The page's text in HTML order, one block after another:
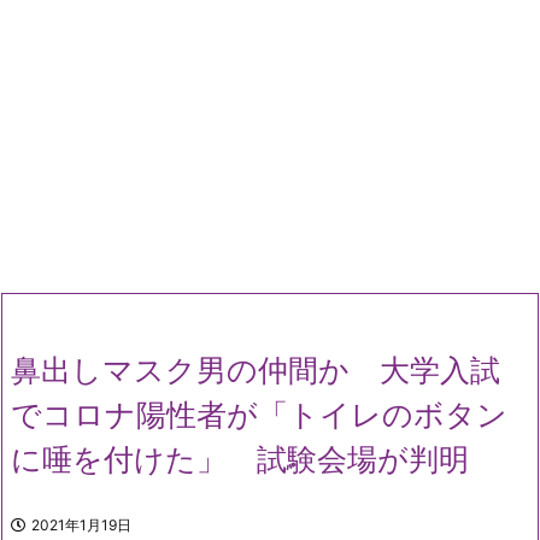
鼻出しマスク男の仲間か 大学入試
でコロナ陽性者が「トイレのボタン
に唾を付けた」 試験会場が判明
2021年1月19日